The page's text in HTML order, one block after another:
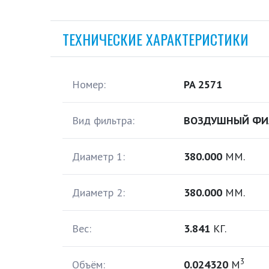
ТЕХНИЧЕСКИЕ ХАРАКТЕРИСТИКИ
Номер: PA 2571
Вид фильтра: ВОЗДУШНЫЙ
Диаметр 1: 380.000 ММ.
Диаметр 2: 380.000 ММ.
Вес: 3.841 КГ.
Объём: 0.024320 М3